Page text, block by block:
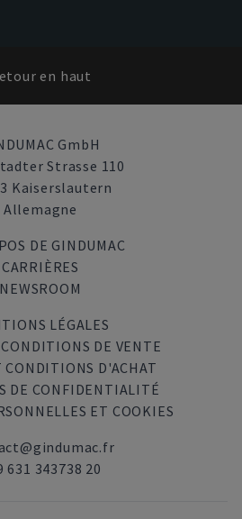
en haut
GmbH
Strasse 110
Kaiserslautern
Allemagne
DE GINDUMAC
CARRIÈRES
NEWSROOM
LÉGALES
DE VENTE
CONDITIONS D'ACHAT
DE CONFIDENTIALITÉ
ET COOKIES
631 343738 20